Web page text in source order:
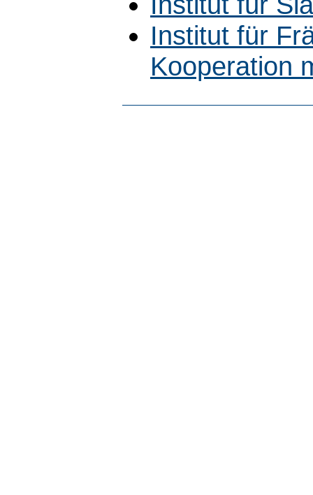
Institut für
Kooperation